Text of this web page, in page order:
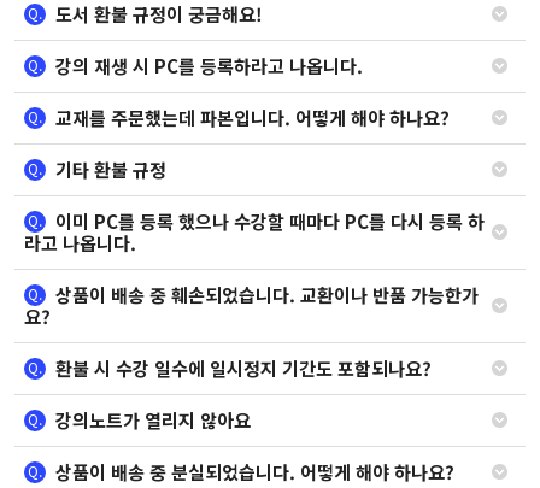
Q. 도서 환불 규정이 궁금해요!
Q. 강의 재생 시 PC를 등록하라고 나옵니다.
Q. 교재를 주문했는데 파본입니다. 어떻게 해야 하나요?
Q. 기타 환불 규정
Q.
이미 PC를 등록 했으나 수강할 때마다 PC를 다시 등록 하
라고 나옵니다.
Q.
상품이 배송 중 훼손되었습니다. 교환이나 반품 가능한가
요?
Q. 환불 시 수강 일수에 일시정지 기간도 포함되나요?
Q. 강의노트가 열리지 않아요
Q. 상품이 배송 중 분실되었습니다. 어떻게 해야 하나요?